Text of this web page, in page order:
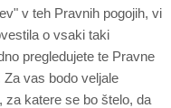
v teh Pravnih pogojih, vi
o vsaki taki
pregledujete te Pravne
Za vas bodo veljale
za katere se bo štelo, da